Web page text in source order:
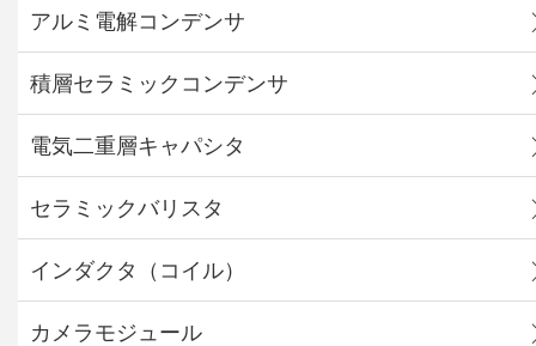
アルミ電解コンデンサ
積層セラミックコンデンサ
電気二重層キャパシタ
セラミックバリスタ
インダクタ（コイル）
カメラモジュール